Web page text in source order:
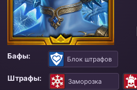
Бафы: Блок штрафов
Штрафы: Заморозка